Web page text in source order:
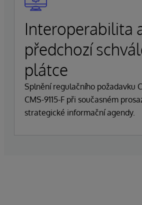
Interoperabilita
předchozí
plátce
Splnění regulačního požadavku
CMS-9115-F při současném
strategické informační agendy.